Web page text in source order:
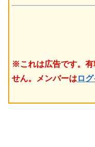
※これは広告です。有
せん。メンバーは ロ